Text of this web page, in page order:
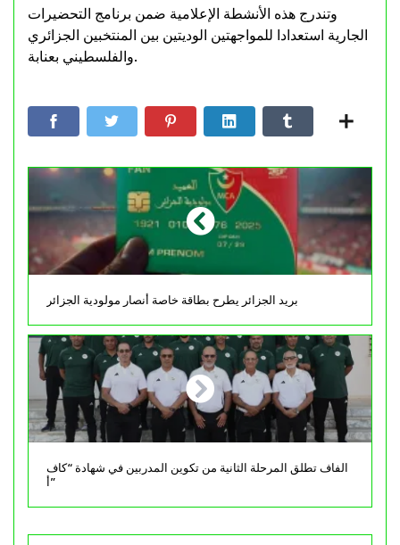
وتندرج هذه الأنشطة الإعلامية ضمن برنامج التحضيرات
الجارية استعدادا للمواجهتين الوديتين بين المنتخبين الجزائري
والفلسطيني بعنابة.
بريد الجزائر يطرح بطاقة خاصة أنصار مولودية الجزائر
الفاف تطلق المرحلة الثانية من تكوين المدربين في شهادة “كاف
أ”